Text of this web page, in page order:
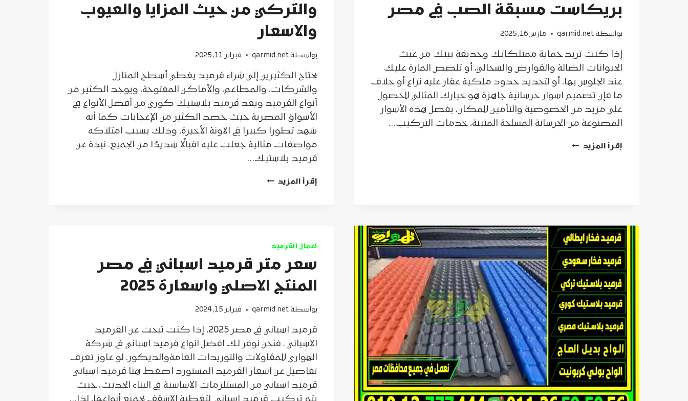
بريكاست مسبقة الصب في مصر
بواسطةqarmid.net مارس 16, 2025
إذا كنت تريد حماية ممتلكاتك وحديقة بيتك من عبث
الحيوانات الضالة والقوارض والسحالي، أو تلصص المارة عليك
عند الجلوس بها، أو لتحديد حدود ملكية عقار عليه نزاع أو خلاف
ما فإن تصميم اسوار خرسانية جاهزة هو خيارك المثالي للحصول
على مزيد من الخصوصية والتأمين للمكان، بفضل هذه الأسوار
المصنوعة من الخرسانة المسلحة المتينة، خدمات التركيب…
إقرأ المزيد احدث
مصر
والتركي من حيث المزايا والعيوب
والاسعار
بواسطةqarmid.net فبراير 11, 2025
يحتاج الكثيرين إلى شراء قرميد يغطي أسطح المنازل
والشركات، والمطاعم، والأماكن المفتوحة، ويوجد الكثير من
أنواع القرميد ويعد قرميد بلاستيك كوري من أفضل الأنواع في
الأسواق المصرية حيث حصد الكثير من الإعجابات كما أنه
شهد تطورا كبيرا في الآونة الأخيرة، وذلك بسبب امتلاكه
مواصفات مثالية جعلت عليه اقبالًا شديدًا من الجميع. نبذة عن
قرميد بلاستيك…
إقرأ المزيد مقارنة
من
المزايا
والاسعار
اعمال القرميد
سعر متر قرميد اسباني في مصر
المنتج الاصلي واسعارة 2025
بواسطةqarmid.net فبراير 15, 2024
قرميد اسباني في مصر 2025، إذا كنت تبحث عن القرميد
الاسباني ، فنحن نوفر لك افضل انواع قرميد اسباني في شركة
الهواري للمقاولات والتوريدات العامةوالديكور. لو عاوز تعرف
تفاصيل عن اسعار القرميد المستورد اضغط هنا قرميد اسباني
قرميد اسباني من المستلزمات الاساسية في البناء الحديث، حيث